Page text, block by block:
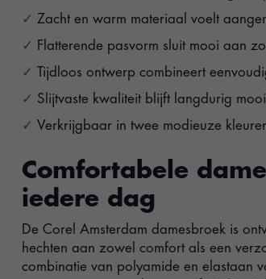
Zacht en warm materiaal voelt
Flatterende pasvorm sluit mooi aan
Tijdloos ontwerp combineert
Slijtvaste kwaliteit blijft langdurig
Verkrijgbaar in twee modieuze
Comfortabele
iedere dag
De Corel Amsterdam damesbroek is
hechten aan zowel comfort als een
combinatie van polyamide en elastaan